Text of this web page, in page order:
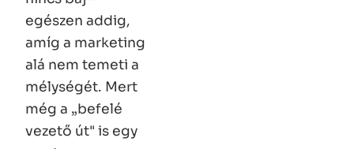
egészen addig,
amíg a marketing
alá nem temeti a
mélységét. Mert
még a „befelé
vezető út" is egy